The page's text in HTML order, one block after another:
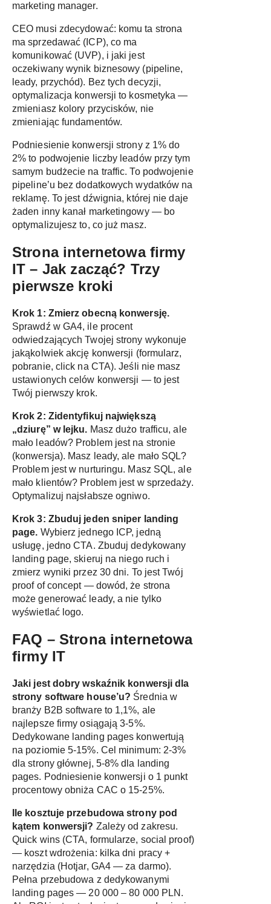
marketing manager.
CEO musi zdecydować: komu ta strona
ma sprzedawać (ICP), co ma
komunikować (UVP), i jaki jest
oczekiwany wynik biznesowy (pipeline,
leady, przychód). Bez tych decyzji,
optymalizacja konwersji to kosmetyka —
zmieniasz kolory przycisków, nie
zmieniając fundamentów.
Podniesienie konwersji strony z 1% do
2% to podwojenie liczby leadów przy tym
samym budżecie na traffic. To podwojenie
pipeline’u bez dodatkowych wydatków na
reklamę. To jest dźwignia, której nie daje
żaden inny kanał marketingowy — bo
optymalizujesz to, co już masz.
Strona internetowa firmy
IT – Jak zacząć? Trzy
pierwsze kroki
Krok 1: Zmierz obecną konwersję.
Sprawdź w GA4, ile procent
odwiedzających Twojej strony wykonuje
jakąkolwiek akcję konwersji (formularz,
pobranie, click na CTA). Jeśli nie masz
ustawionych celów konwersji — to jest
Twój pierwszy krok.
Krok 2: Zidentyfikuj największą
„dziurę” w lejku. Masz dużo trafficu, ale
mało leadów? Problem jest na stronie
(konwersja). Masz leady, ale mało SQL?
Problem jest w nurturingu. Masz SQL, ale
mało klientów? Problem jest w sprzedaży.
Optymalizuj najsłabsze ogniwo.
Krok 3: Zbuduj jeden sniper landing
page. Wybierz jednego ICP, jedną
usługę, jedno CTA. Zbuduj dedykowany
landing page, skieruj na niego ruch i
zmierz wyniki przez 30 dni. To jest Twój
proof of concept — dowód, że strona
może generować leady, a nie tylko
wyświetlać logo.
FAQ – Strona internetowa
firmy IT
Jaki jest dobry wskaźnik konwersji dla
strony software house’u? Średnia w
branży B2B software to 1,1%, ale
najlepsze firmy osiągają 3-5%.
Dedykowane landing pages konwertują
na poziomie 5-15%. Cel minimum: 2-3%
dla strony głównej, 5-8% dla landing
pages. Podniesienie konwersji o 1 punkt
procentowy obniża CAC o 15-25%.
Ile kosztuje przebudowa strony pod
kątem konwersji? Zależy od zakresu.
Quick wins (CTA, formularze, social proof)
— koszt wdrożenia: kilka dni pracy +
narzędzia (Hotjar, GA4 — za darmo).
Pełna przebudowa z dedykowanymi
landing pages — 20 000 – 80 000 PLN.